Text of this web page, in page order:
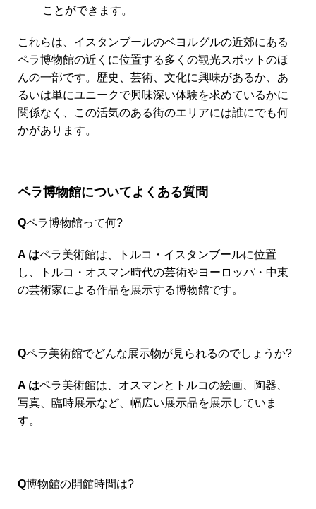
ことができます。
これらは、イスタンブールのベヨルグルの近郊にある
ペラ博物館の近くに位置する多くの観光スポットのほ
んの一部です。歴史、芸術、文化に興味があるか、あ
るいは単にユニークで興味深い体験を求めているかに
関係なく、この活気のある街のエリアには誰にでも何
かがあります。
ペラ博物館についてよくある質問
Qペラ博物館って何?
A はペラ美術館は、トルコ・イスタンブールに位置
し、トルコ・オスマン時代の芸術やヨーロッパ・中東
の芸術家による作品を展示する博物館です。
Qペラ美術館でどんな展示物が見られるのでしょうか?
A はペラ美術館は、オスマンとトルコの絵画、陶器、
写真、臨時展示など、幅広い展示品を展示していま
す。
Q博物館の開館時間は?